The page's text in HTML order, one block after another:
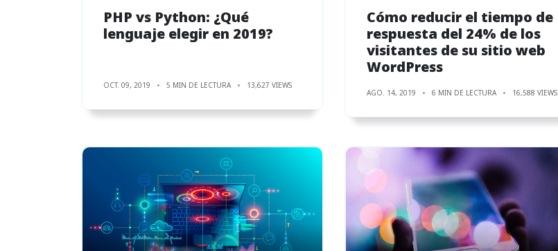
PHP vs Python: ¿Qué
lenguaje elegir en 2019?
OCT. 09, 2019 5 MIN DE LECTURA 13,627 VIEWS
Cómo reducir el tiempo de
respuesta del 24% de los
visitantes de su sitio web
WordPress
AGO. 14, 2019 6 MIN DE LECTURA 16,588 VIEWS